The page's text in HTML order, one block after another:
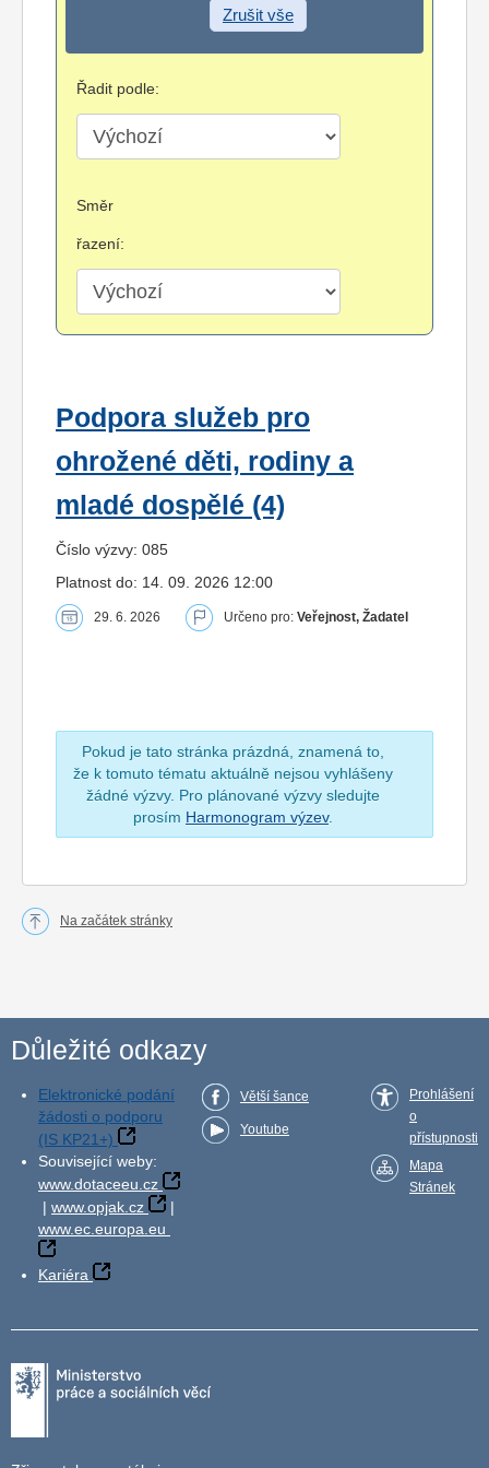
Zrušit vše
Řadit podle:
Směr
řazení:
Podpora služeb pro
ohrožené děti, rodiny a
mladé dospělé (4)
Číslo výzvy: 085
Platnost do: 14. 09. 2026 12:00
29. 6. 2026 Určeno pro: Veřejnost, Žadatel
Pokud je tato stránka prázdná, znamená to,
že k tomuto tématu aktuálně nejsou vyhlášeny
žádné výzvy. Pro plánované výzvy sledujte
prosím Harmonogram výzev.
Na začátek stránky
Důležité odkazy
Elektronické podání
žádosti o podporu
(IS KP21+)
Související weby:
www.dotaceeu.cz
| www.opjak.cz
|
www.ec.europa.eu
Kariéra
Větší šance
Youtube
Prohlášení
o
přístupnosti
Mapa
Stránek